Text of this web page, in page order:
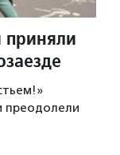
приняли
преодолели